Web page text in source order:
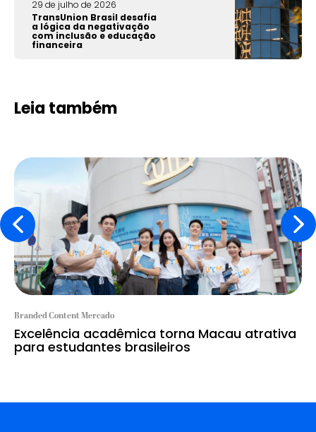
29 de julho de 2026
TransUnion Brasil desafia
a lógica da negativação
com inclusão e educação
financeira
Leia também
Branded Content Mercado
Excelência acadêmica torna Macau atrativa
para estudantes brasileiros